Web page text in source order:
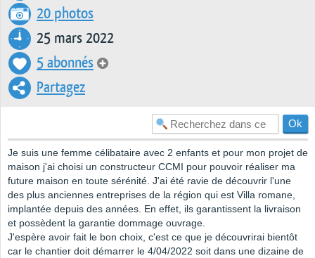
20 photos
25 mars 2022
5 abonnés
Partagez
Je suis une femme célibataire avec 2 enfants et pour mon projet de
maison j'ai choisi un constructeur CCMI pour pouvoir réaliser ma
future maison en toute sérénité. J'ai été ravie de découvrir l'une
des plus anciennes entreprises de la région qui est Villa romane,
implantée depuis des années. En effet, ils garantissent la livraison
et possèdent la garantie dommage ouvrage.
J'espère avoir fait le bon choix, c'est ce que je découvrirai bientôt
car le chantier doit démarrer le 4/04/2022 soit dans une dizaine de